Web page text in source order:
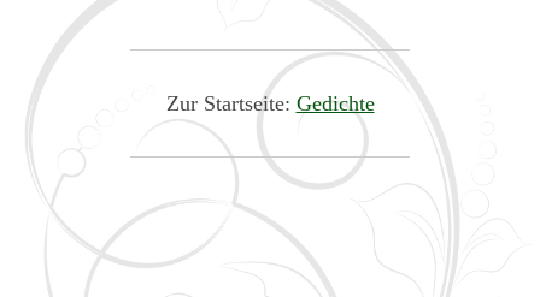
Zur Startseite: Gedichte